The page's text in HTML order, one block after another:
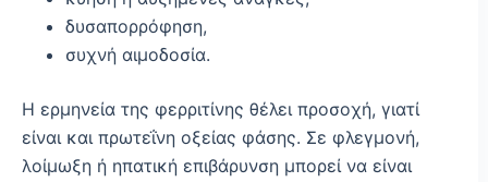
δυσαπορρόφηση,
συχνή αιμοδοσία.
Η ερμηνεία της φερριτίνης θέλει προσοχή, γιατί
είναι και πρωτεΐνη οξείας φάσης. Σε φλεγμονή,
λοίμωξη ή ηπατική επιβάρυνση μπορεί να είναι